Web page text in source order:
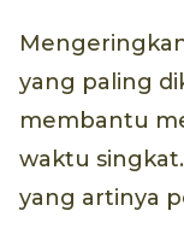
yang paling
membantu
waktu
yang artinya